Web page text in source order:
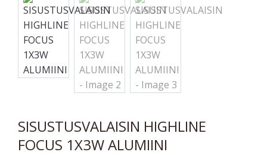
SISUSTUSVALAISIN HIGHLINE
FOCUS 1X3W ALUMIINI